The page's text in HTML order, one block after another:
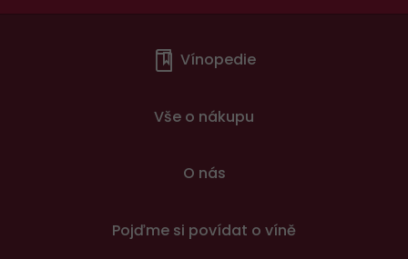
Vínopedie
Vše o nákupu
O nás
Pojďme si povídat o víně